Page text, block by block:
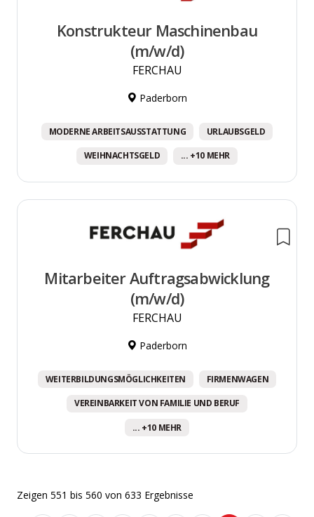
Konstrukteur Maschinenbau
(m/w/d)
FERCHAU
Paderborn
MODERNE ARBEITSAUSSTATTUNG URLAUBSGELD
WEIHNACHTSGELD ... +10 MEHR
Mitarbeiter Auftragsabwicklung
(m/w/d)
FERCHAU
Paderborn
WEITERBILDUNGSMÖGLICHKEITEN FIRMENWAGEN
VEREINBARKEIT VON FAMILIE UND BERUF
... +10 MEHR
Zeigen 551 bis 560 von 633 Ergebnisse